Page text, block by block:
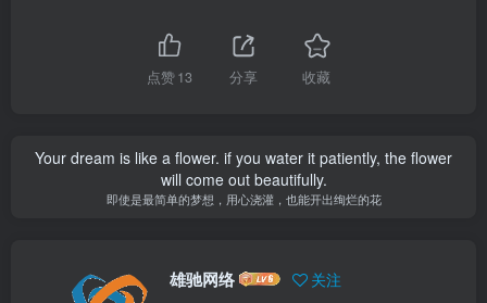
点赞13 分享 收藏
Your dream is like a flower. if you water it patiently, the flower
will come out beautifully.
即使是最简单的梦想，用心浇灌，也能开出绚烂的花
雄驰网络 关注